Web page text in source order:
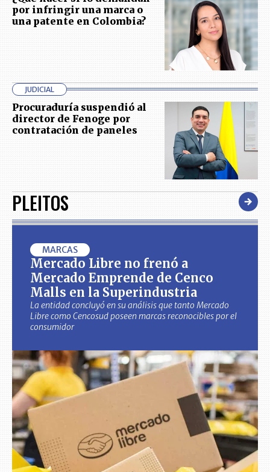
por infringir una marca o
una patente en Colombia?
JUDICIAL
Procuraduría suspendió al
director de Fenoge por
contratación de paneles
PLEITOS
MARCAS
Mercado Libre no frenó a
Mercado Emprende de Cenco
Malls en la Superindustria
La entidad concluyó en su análisis que tanto Mercado
Libre como Cencosud poseen marcas reconocibles por el
consumidor